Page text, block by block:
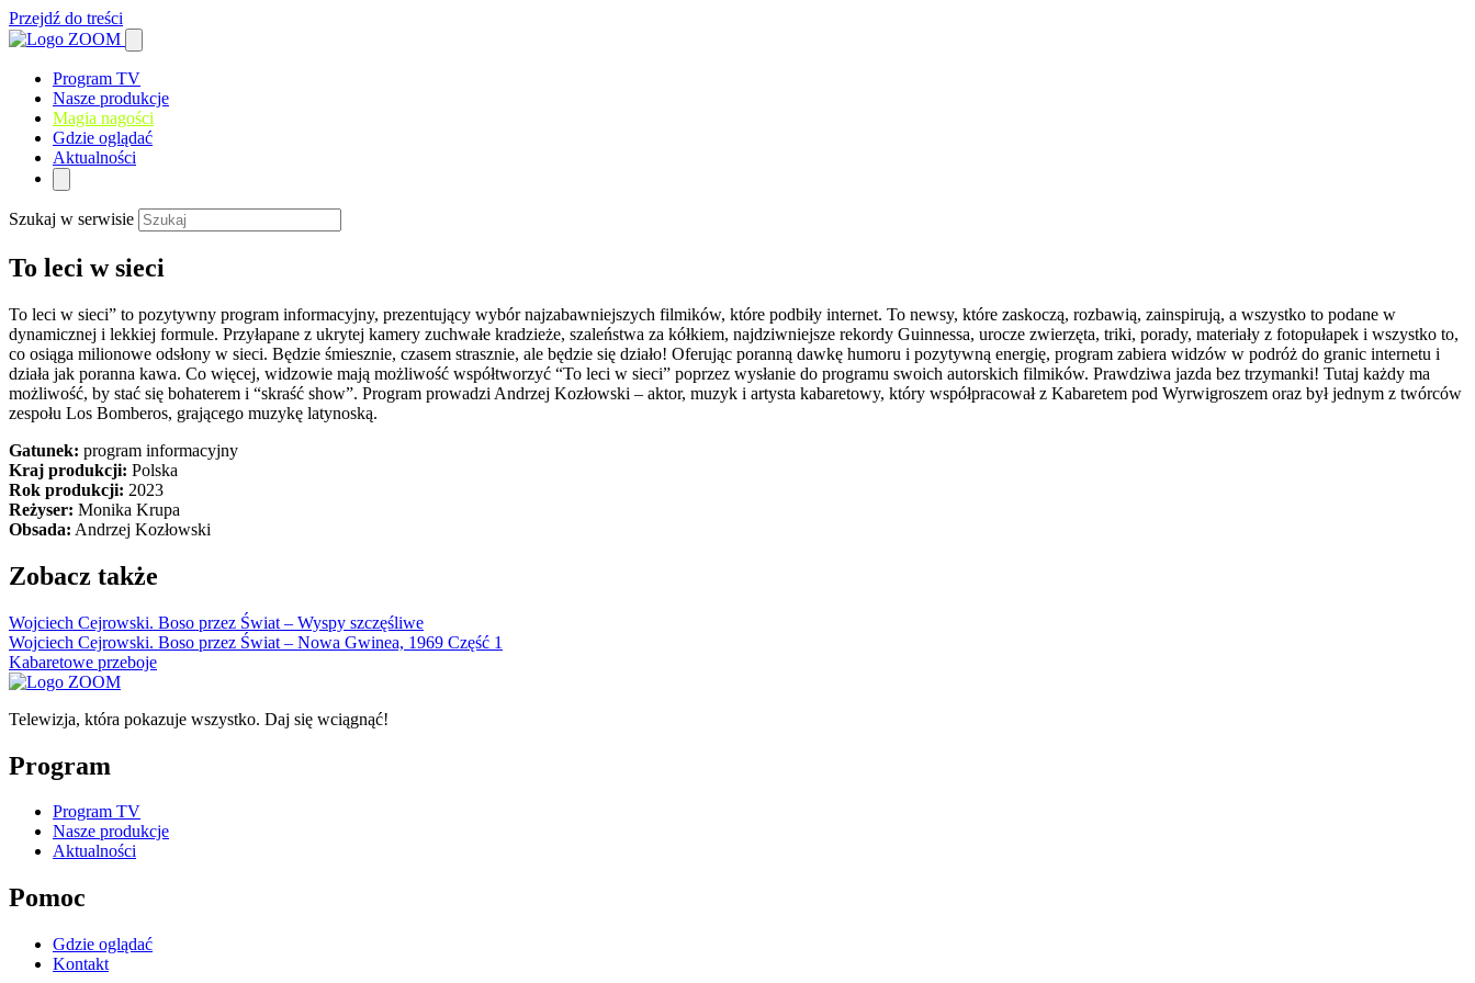
Przejdź do treści
Program TV
Nasze produkcje
Magia nagości
Gdzie oglądać
Aktualności
Szukaj w serwisie
To leci w sieci
To leci w sieci” to pozytywny program informacyjny, prezentujący wybór najzabawniejszych filmików, które podbiły internet. To newsy, które zaskoczą, rozbawią, zainspirują, a wszystko to podane w
dynamicznej i lekkiej formule. Przyłapane z ukrytej kamery zuchwałe kradzieże, szaleństwa za kółkiem, najdziwniejsze rekordy Guinnessa, urocze zwierzęta, triki, porady, materiały z fotopułapek i wszystko to,
co osiąga milionowe odsłony w sieci. Będzie śmiesznie, czasem strasznie, ale będzie się działo! Oferując poranną dawkę humoru i pozytywną energię, program zabiera widzów w podróż do granic internetu i
działa jak poranna kawa. Co więcej, widzowie mają możliwość współtworzyć “To leci w sieci” poprzez wysłanie do programu swoich autorskich filmików. Prawdziwa jazda bez trzymanki! Tutaj każdy ma
możliwość, by stać się bohaterem i “skraść show”. Program prowadzi Andrzej Kozłowski – aktor, muzyk i artysta kabaretowy, który współpracował z Kabaretem pod Wyrwigroszem oraz był jednym z twórców
zespołu Los Bomberos, grającego muzykę latynoską.
Gatunek: program informacyjny
Kraj produkcji: Polska
Rok produkcji: 2023
Reżyser: Monika Krupa
Obsada: Andrzej Kozłowski
Zobacz także
Wojciech Cejrowski. Boso przez Świat – Wyspy szczęśliwe
Wojciech Cejrowski. Boso przez Świat – Nowa Gwinea, 1969 Część 1
Kabaretowe przeboje
Telewizja, która pokazuje wszystko. Daj się wciągnąć!
Program
Program TV
Nasze produkcje
Aktualności
Pomoc
Gdzie oglądać
Kontakt